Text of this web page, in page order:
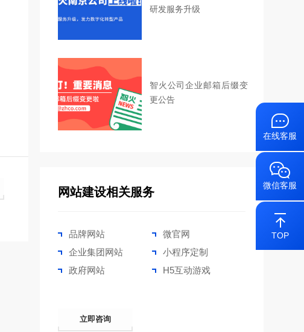
研发服务升级
智火公司企业邮箱后缀变
更公告
网站建设相关服务
品牌网站
企业集团网站
政府网站
微官网
小程序定制
H5互动游戏
立即咨询
在线客服
微信客服
TOP